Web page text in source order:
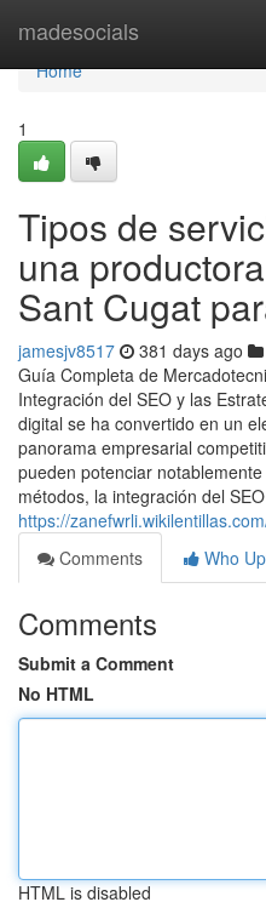
madesocials
Home
Home
1
Tipos de
una
Sant Cugat
jamesjv8517 381 days ago
Guía Completa de
Integración del SEO y las
digital se ha convertido en un
panorama empresarial
pueden potenciar
métodos, la integración del
https://
Comments
Who
Comments
Submit a Comment
No HTML
HTML is disabled